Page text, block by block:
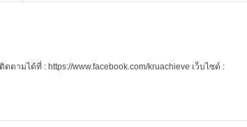
ามได้ที่ : https://www.facebook.com/kruachieve เว็บไซต์ :